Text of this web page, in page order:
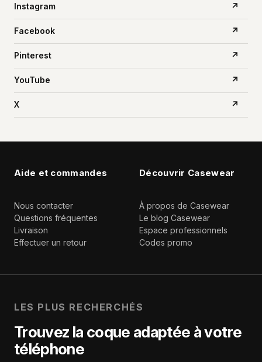
Instagram ↗
Facebook ↗
Pinterest ↗
YouTube ↗
X ↗
Aide et commandes
Nous contacter
Questions fréquentes
Livraison
Effectuer un retour
Découvrir Casewear
À propos de Casewear
Le blog Casewear
Espace professionnels
Codes promo
LES PLUS RECHERCHÉS
Trouvez la coque adaptée à votre
téléphone